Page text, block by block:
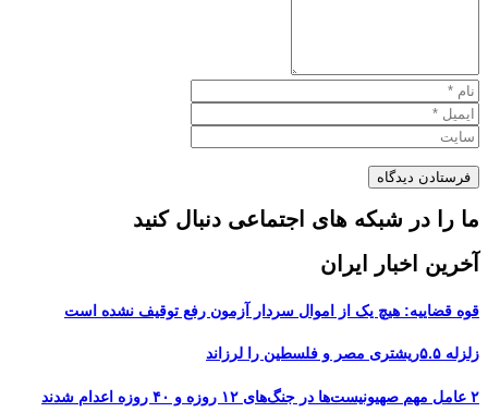
ما را در شبکه های اجتماعی دنبال کنید
آخرین اخبار ایران
قوه قضاییه: هیچ یک از اموال سردار آزمون رفع توقیف نشده است
زلزله ۵.۵ریشتری مصر و فلسطین را لرزاند
۲ عامل مهم صهیونیست‌ها در جنگ‌های ۱۲ روزه و ۴۰ روزه اعدام شدند